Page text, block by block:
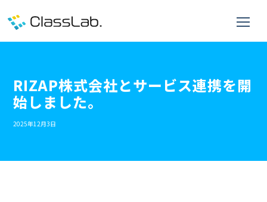
RIZAP株式会社とサービス連携を開
始しました。
2025年12月3日